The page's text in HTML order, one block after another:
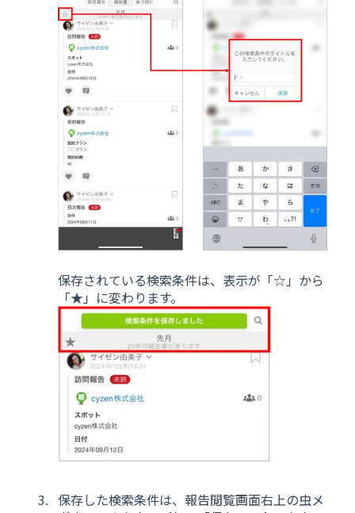
保存されている検索条件は、表示が「☆」から
「★」に変わります。
保存した検索条件は、報告閲覧画面右上の虫メ